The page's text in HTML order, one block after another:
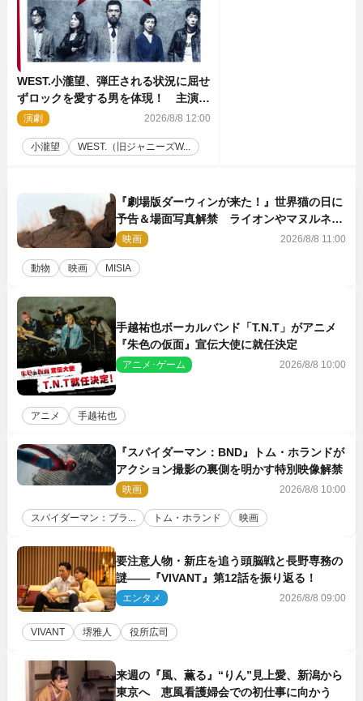
WEST.小瀧望、弾圧される状況に屈せ
ずロックを愛する男を体現！ 主演舞
台『ロックンロール』ビジュアル解禁
演劇 2026/8/8 12:00
小瀧望 WEST.（旧ジャニーズW...
『劇場版ダーウィンが来た！』世界猫の日に
予告＆場面写真解禁 ライオンやマヌルネコ
の赤ちゃんが大集合
映画 2026/8/8 11:00
動物 映画 MISIA
手越祐也ボーカルバンド「T.N.T」がアニメ
『朱色の仮面』宣伝大使に就任決定
アニメ･ゲーム 2026/8/8 10:00
アニメ 手越祐也
『スパイダーマン：BND』トム・ホランドが
アクション撮影の裏側を明かす特別映像解禁
映画 2026/8/8 10:00
スパイダーマン：ブラ... トム・ホランド 映画
要注意人物・新庄を追う頭脳戦と長野専務の
謎――『VIVANT』第12話を振り返る！
エンタメ 2026/8/8 09:00
VIVANT 堺雅人 役所広司
来週の『風、薫る』“りん”見上愛、新潟から
東京へ 恵風看護婦会での初仕事に向かう